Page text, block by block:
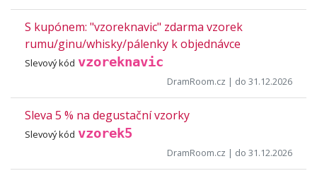
S kupónem: "vzoreknavic" zdarma vzorek
rumu/ginu/whisky/pálenky k objednávce
Slevový kód vzoreknavic
DramRoom.cz | do 31.12.2026
Sleva 5 % na degustační vzorky
Slevový kód vzorek5
DramRoom.cz | do 31.12.2026